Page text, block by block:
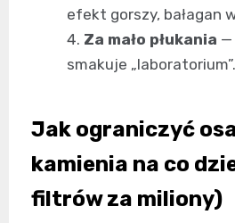
efekt gorszy, bałagan
Za mało płukania —
smakuje „laboratorium”.
Jak ograniczyć
kamienia na co
filtrów za miliony)